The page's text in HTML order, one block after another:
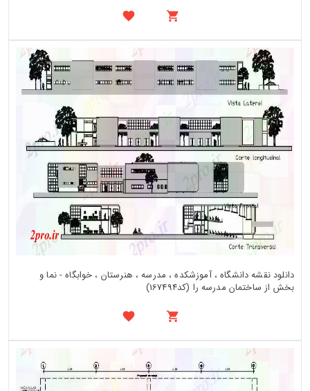
دانلود نقشه دانشگاه ، آموزشکده ، مدرسه ، هنرستان ، خوابگاه - نما و
بخش از ساختمان مدرسه را (کد167494)